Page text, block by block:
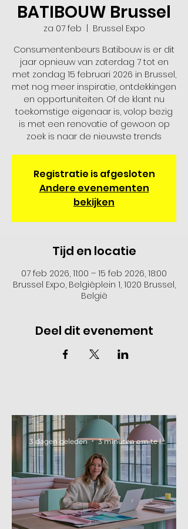
BATIBOUW Brussel
za 07 feb
Brussel Expo
Consumentenbeurs Batibouw is er dit
jaar opnieuw van zaterdag 7 tot en
met zondag 15 februari 2026 in Brussel,
met nog meer inspiratie, ontdekkingen
en opportuniteiten. Of de klant nu
toekomstige eigenaar is, volop bezig
is met een renovatie of gewoon op
zoek is naar de nieuwste trends
Registratie is afgesloten
Andere evenementen
bekijken
Tijd en locatie
07 feb 2026, 11:00 – 15 feb 2026, 18:00
Brussel Expo, Belgiëplein 1, 1020 Brussel,
België
Deel dit evenement
3 dagen geleden 3 minuten om te lezen